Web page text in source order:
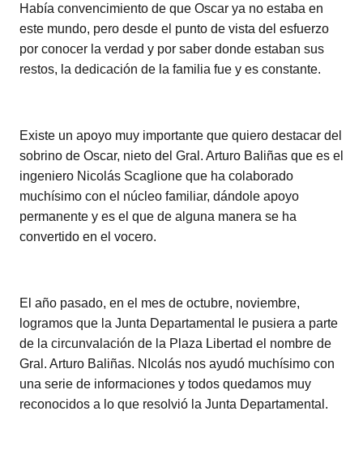
Había convencimiento de que Oscar ya no estaba en
este mundo, pero desde el punto de vista del esfuerzo
por conocer la verdad y por saber donde estaban sus
restos, la dedicación de la familia fue y es constante.
Existe un apoyo muy importante que quiero destacar del
sobrino de Oscar, nieto del Gral. Arturo Baliñas que es el
ingeniero Nicolás Scaglione que ha colaborado
muchísimo con el núcleo familiar, dándole apoyo
permanente y es el que de alguna manera se ha
convertido en el vocero.
El año pasado, en el mes de octubre, noviembre,
logramos que la Junta Departamental le pusiera a parte
de la circunvalación de la Plaza Libertad el nombre de
Gral. Arturo Baliñas. NIcolás nos ayudó muchísimo con
una serie de informaciones y todos quedamos muy
reconocidos a lo que resolvió la Junta Departamental.